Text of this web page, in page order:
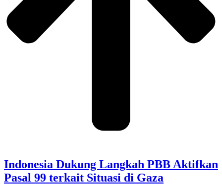
Indonesia Dukung Langkah PBB Aktifkan
Pasal 99 terkait Situasi di Gaza